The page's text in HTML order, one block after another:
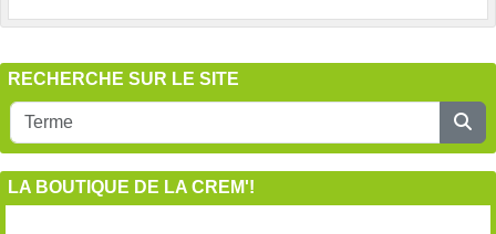
RECHERCHE SUR LE SITE
LA BOUTIQUE DE LA CREM'!